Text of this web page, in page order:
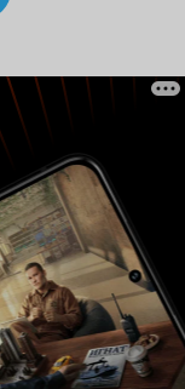
то,
и